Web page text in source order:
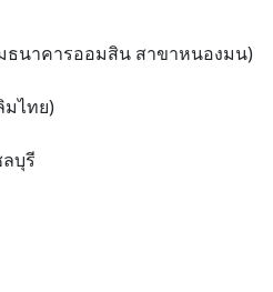
ธนาคารออมสิน สาขาหนองมน)
มไทย)
บุรี